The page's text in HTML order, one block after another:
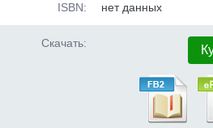
ISBN: нет данных
Скачать: